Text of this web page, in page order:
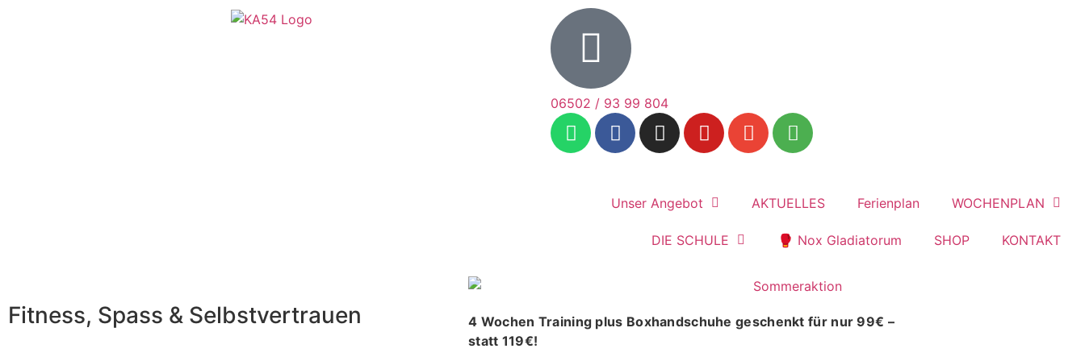
06502 / 93 99 804
Unser Angebot AKTUELLES Ferienplan WOCHENPLAN
DIE SCHULE 🥊 Nox Gladiatorum SHOP KONTAKT
Fitness, Spass & Selbstvertrauen​
4 Wochen Training plus Boxhandschuhe geschenkt für nur 99€ –
statt 119€!